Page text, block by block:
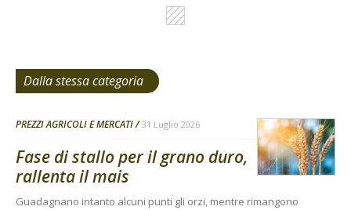
Dalla stessa categoria
PREZZI AGRICOLI E MERCATI 31 Luglio 2026
Fase di stallo per il grano duro,
rallenta il mais
Guadagnano intanto alcuni punti gli orzi, mentre rimangono